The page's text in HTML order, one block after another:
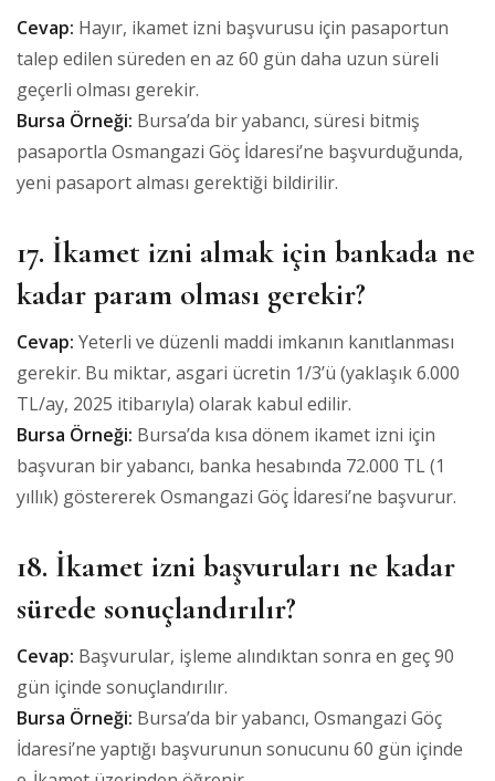
Cevap: Hayır, ikamet izni başvurusu için pasaportun
talep edilen süreden en az 60 gün daha uzun süreli
geçerli olması gerekir.
Bursa Örneği: Bursa’da bir yabancı, süresi bitmiş
pasaportla Osmangazi Göç İdaresi’ne başvurduğunda,
yeni pasaport alması gerektiği bildirilir.
17. İkamet izni almak için bankada ne
kadar param olması gerekir?
Cevap: Yeterli ve düzenli maddi imkanın kanıtlanması
gerekir. Bu miktar, asgari ücretin 1/3’ü (yaklaşık 6.000
TL/ay, 2025 itibarıyla) olarak kabul edilir.
Bursa Örneği: Bursa’da kısa dönem ikamet izni için
başvuran bir yabancı, banka hesabında 72.000 TL (1
yıllık) göstererek Osmangazi Göç İdaresi’ne başvurur.
18. İkamet izni başvuruları ne kadar
sürede sonuçlandırılır?
Cevap: Başvurular, işleme alındıktan sonra en geç 90
gün içinde sonuçlandırılır.
Bursa Örneği: Bursa’da bir yabancı, Osmangazi Göç
İdaresi’ne yaptığı başvurunun sonucunu 60 gün içinde